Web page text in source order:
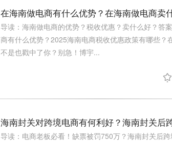
在海南做电商有什么优势？在海南做电商卖
导读：海南做电商的优势？税收优惠？卖什么好？答
商有什么优势？2025海南电商税收优惠政策有哪些
不是也戳中了你？别急！博宇...
海南封关对跨境电商有何利好？海南封关后
导读：电商老板必看！缺票被罚750万？海南封关后